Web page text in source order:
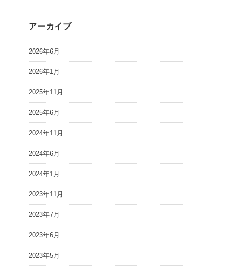
アーカイブ
2026年6月
2026年1月
2025年11月
2025年6月
2024年11月
2024年6月
2024年1月
2023年11月
2023年7月
2023年6月
2023年5月